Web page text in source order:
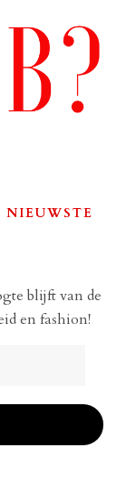
blijft van de
en fashion!